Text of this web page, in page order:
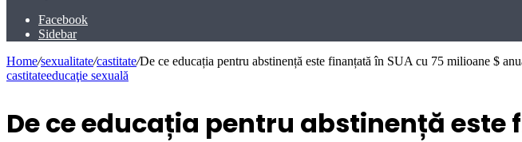
Facebook
Sidebar
Home/sexualitate/castitate/De ce educația pentru abstinență este finanțată în SUA cu 75 milioane $
castitateeducaţie sexuală
De ce educația pentru abstinență